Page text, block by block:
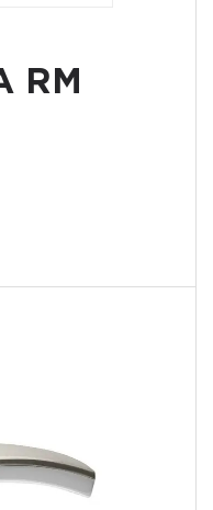
RM